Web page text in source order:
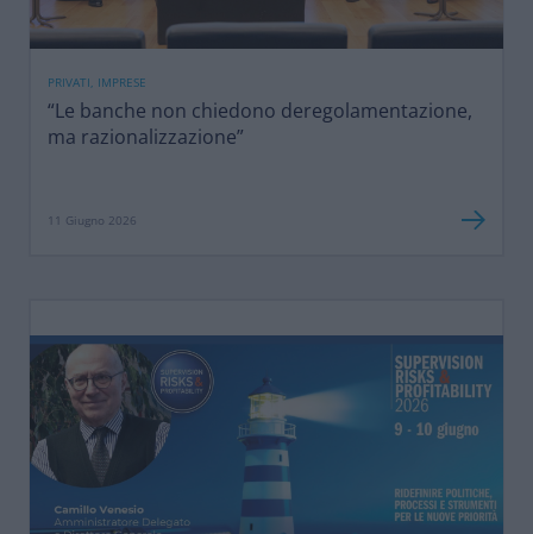
PRIVATI, IMPRESE
“Le banche non chiedono deregolamentazione,
ma razionalizzazione”
11 Giugno 2026